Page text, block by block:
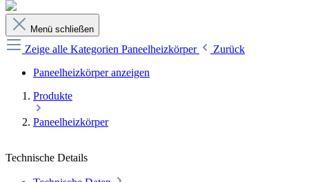
Menü schließen
Zeige alle Kategorien Paneelheizkörper
Zurück
Paneelheizkörper anzeigen
Produkte
Paneelheizkörper
Technische Details